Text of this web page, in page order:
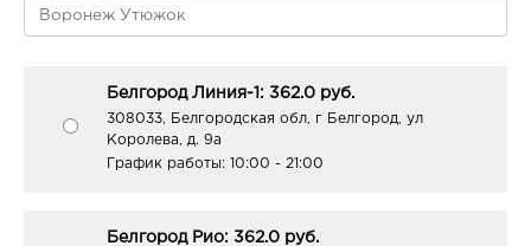
Белгород Линия-1: 362.0 руб.
308033, Белгородская обл, г Белгород, ул
Королева, д. 9а
График работы: 10:00 - 21:00
Белгород Рио: 362.0 руб.